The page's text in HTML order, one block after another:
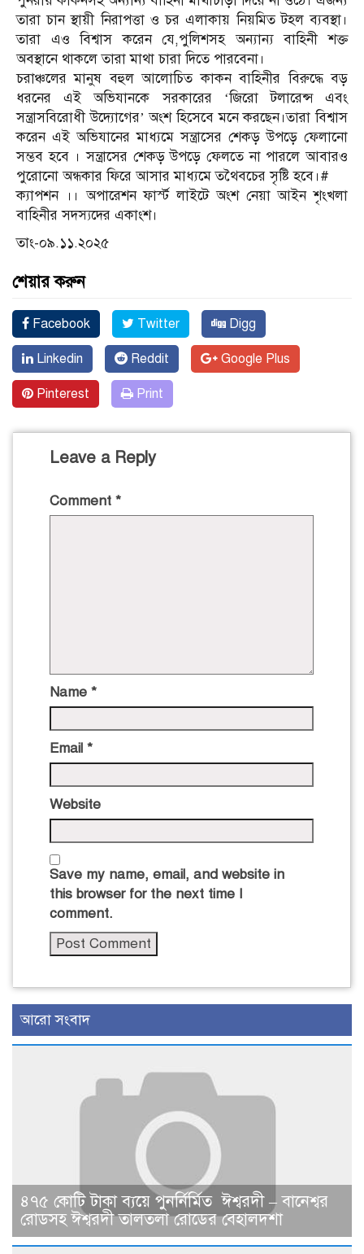
তারা চান স্থায়ী নিরাপত্তা ও চর এলাকায় নিয়মিত টহল ব্যবস্থা।
তারা এও বিশ্বাস করেন যে,পুলিশসহ অন্যান্য বাহিনী শক্ত
অবস্থানে থাকলে তারা মাথা চারা দিতে পারবেনা।
চরাঞ্চলের মানুষ বহুল আলোচিত কাকন বাহিনীর বিরুদ্ধে বড়
ধরনের এই অভিযানকে সরকারের ‘জিরো টলারেন্স এবং
সন্ত্রাসবিরোধী উদ্যোগের’ অংশ হিসেবে মনে করছেন।তারা বিশ্বাস
করেন এই অভিযানের মাধ্যমে সন্ত্রাসের শেকড় উপড়ে ফেলানো
সম্ভব হবে । সন্ত্রাসের শেকড় উপড়ে ফেলতে না পারলে আবারও
পুরোনো অন্ধকার ফিরে আসার মাধ্যমে তথৈবচের সৃষ্টি হবে।#
ক্যাপশন ।। অপারেশন ফার্স্ট লাইটে অংশ নেয়া আইন শৃংখলা
বাহিনীর সদস্যদের একাংশ।
তাং-০৯.১১.২০২৫
শেয়ার করুন
Facebook Twitter Digg
Linkedin Reddit Google Plus
Pinterest Print
Leave a Reply
Comment *
Name *
Email *
Website
Save my name, email, and website in
this browser for the next time I
comment.
আরো সংবাদ
৪৭৫ কোটি টাকা ব্যয়ে পুনর্নির্মিত ঈশ্বরদী – বানেশ্বর
রোডসহ ঈশ্বরদী তালতলা রোডের বেহালদশা